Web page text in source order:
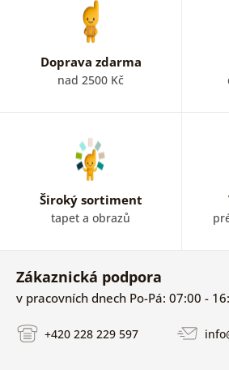
Doprava zdarma
nad 2500 Kč
Široký sortiment
tapet a obrazů
Zákaznická podpora
v pracovních dnech Po-Pá: 07:00 -
+420 228 229 597